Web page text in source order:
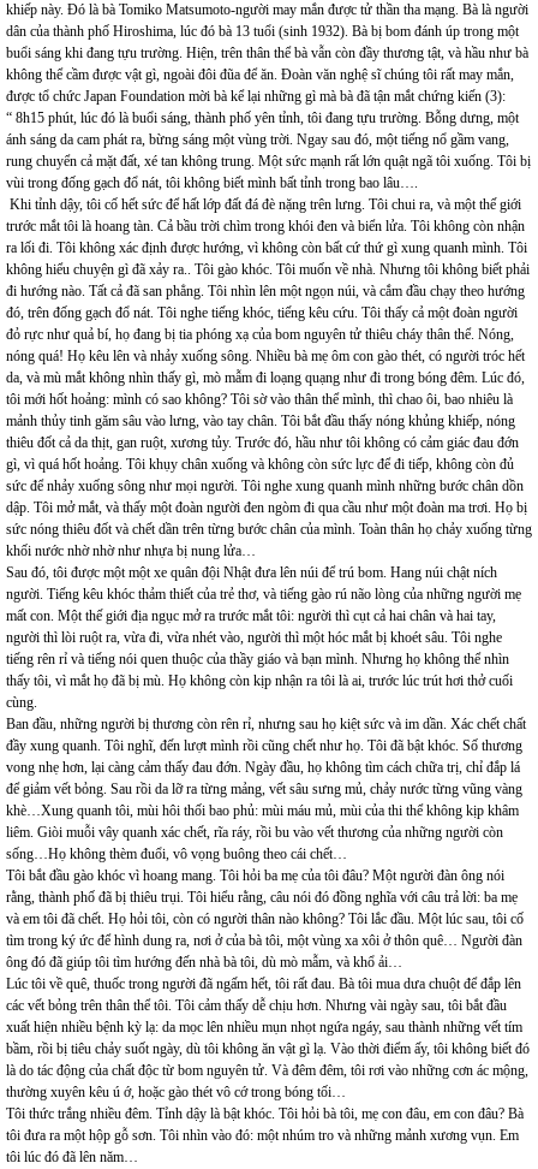
khiếp này. Đó là bà Tomiko Matsumoto-người may mắn được tử thần tha mạng. Bà là người
dân của thành phố Hiroshima, lúc đó bà 13 tuổi (sinh 1932). Bà bị bom đánh úp trong một
buổi sáng khi đang tựu trường. Hiện, trên thân thể bà vẫn còn đầy thương tật, và hầu như bà
không thể cầm được vật gì, ngoài đôi đũa để ăn. Đoàn văn nghệ sĩ chúng tôi rất may mắn,
được tổ chức Japan Foundation mời bà kể lại những gì mà bà đã tận mắt chứng kiến (3):
“ 8h15 phút, lúc đó là buổi sáng, thành phố yên tỉnh, tôi đang tựu trường. Bỗng dưng, một
ánh sáng da cam phát ra, bừng sáng một vùng trời. Ngay sau đó, một tiếng nổ gầm vang,
rung chuyển cả mặt đất, xé tan không trung. Một sức mạnh rất lớn quật ngã tôi xuống. Tôi bị
vùi trong đống gạch đổ nát, tôi không biết mình bất tỉnh trong bao lâu….
Khi tỉnh dậy, tôi cố hết sức để hất lớp đất đá đè nặng trên lưng. Tôi chui ra, và một thế giới
trước mắt tôi là hoang tàn. Cả bầu trời chìm trong khói đen và biển lửa. Tôi không còn nhận
ra lối đi. Tôi không xác định được hướng, vì không còn bất cứ thứ gì xung quanh mình. Tôi
không hiểu chuyện gì đã xảy ra.. Tôi gào khóc. Tôi muốn về nhà. Nhưng tôi không biết phải
đi hướng nào. Tất cả đã san phẳng. Tôi nhìn lên một ngọn núi, và cắm đầu chạy theo hướng
đó, trên đống gạch đổ nát. Tôi nghe tiếng khóc, tiếng kêu cứu. Tôi thấy cả một đoàn người
đỏ rực như quả bí, họ đang bị tia phóng xạ của bom nguyên tử thiêu cháy thân thể. Nóng,
nóng quá! Họ kêu lên và nhảy xuống sông. Nhiều bà mẹ ôm con gào thét, có người tróc hết
da, và mù mắt không nhìn thấy gì, mò mẫm đi loạng quạng như đi trong bóng đêm. Lúc đó,
tôi mới hốt hoảng: mình có sao không? Tôi sờ vào thân thể mình, thì chao ôi, bao nhiêu là
mảnh thủy tinh găm sâu vào lưng, vào tay chân. Tôi bắt đầu thấy nóng khủng khiếp, nóng
thiêu đốt cả da thịt, gan ruột, xương tủy. Trước đó, hầu như tôi không có cảm giác đau đớn
gì, vì quá hốt hoảng. Tôi khụy chân xuống và không còn sức lực để đi tiếp, không còn đủ
sức để nhảy xuống sông như mọi người. Tôi nghe xung quanh mình những bước chân dồn
dập. Tôi mở mắt, và thấy một đoàn người đen ngòm đi qua cầu như một đoàn ma trơi. Họ bị
sức nóng thiêu đốt và chết dần trên từng bước chân của mình. Toàn thân họ chảy xuống từng
khối nước nhờ nhờ như nhựa bị nung lửa…
Sau đó, tôi được một một xe quân đội Nhật đưa lên núi để trú bom. Hang núi chật ních
người. Tiếng kêu khóc thảm thiết của trẻ thơ, và tiếng gào rú não lòng của những người mẹ
mất con. Một thế giới địa ngục mở ra trước mắt tôi: người thì cụt cả hai chân và hai tay,
người thì lòi ruột ra, vừa đi, vừa nhét vào, người thì một hóc mắt bị khoét sâu. Tôi nghe
tiếng rên rỉ và tiếng nói quen thuộc của thầy giáo và bạn mình. Nhưng họ không thể nhìn
thấy tôi, vì mắt họ đã bị mù. Họ không còn kịp nhận ra tôi là ai, trước lúc trút hơi thở cuối
cùng.
Ban đầu, những người bị thương còn rên rỉ, nhưng sau họ kiệt sức và im dần. Xác chết chất
đầy xung quanh. Tôi nghĩ, đến lượt mình rồi cũng chết như họ. Tôi đã bật khóc. Số thương
vong nhẹ hơn, lại càng cảm thấy đau đớn. Ngày đầu, họ không tìm cách chữa trị, chỉ đắp lá
để giảm vết bỏng. Sau rồi da lỡ ra từng mảng, vết sâu sưng mủ, chảy nước từng vũng vàng
khè…Xung quanh tôi, mùi hôi thối bao phủ: mùi máu mủ, mùi của thi thể không kịp khâm
liêm. Giòi muỗi vây quanh xác chết, rĩa ráy, rồi bu vào vết thương của những người còn
sống…Họ không thèm đuổi, vô vọng buông theo cái chết…
Tôi bắt đầu gào khóc vì hoang mang. Tôi hỏi ba mẹ của tôi đâu? Một người đàn ông nói
rằng, thành phố đã bị thiêu trụi. Tôi hiểu rằng, câu nói đó đồng nghĩa với câu trả lời: ba mẹ
và em tôi đã chết. Họ hỏi tôi, còn có người thân nào không? Tôi lắc đầu. Một lúc sau, tôi cố
tìm trong ký ức để hình dung ra, nơi ở của bà tôi, một vùng xa xôi ở thôn quê… Người đàn
ông đó đã giúp tôi tìm hướng đến nhà bà tôi, dù mò mẫm, và khổ ải…
Lúc tôi về quê, thuốc trong người đã ngấm hết, tôi rất đau. Bà tôi mua dưa chuột để đắp lên
các vết bỏng trên thân thể tôi. Tôi cảm thấy dễ chịu hơn. Nhưng vài ngày sau, tôi bắt đầu
xuất hiện nhiều bệnh kỳ lạ: da mọc lên nhiều mụn nhọt ngứa ngáy, sau thành những vết tím
bầm, rồi bị tiêu chảy suốt ngày, dù tôi không ăn vật gì lạ. Vào thời điểm ấy, tôi không biết đó
là do tác động của chất độc từ bom nguyên tử. Và đêm đêm, tôi rơi vào những cơn ác mộng,
thường xuyên kêu ú ớ, hoặc gào thét vô cớ trong bóng tối…
Tôi thức trắng nhiều đêm. Tỉnh dậy là bật khóc. Tôi hỏi bà tôi, mẹ con đâu, em con đâu? Bà
tôi đưa ra một hộp gỗ sơn. Tôi nhìn vào đó: một nhúm tro và những mảnh xương vụn. Em
tôi lúc đó đã lên năm…